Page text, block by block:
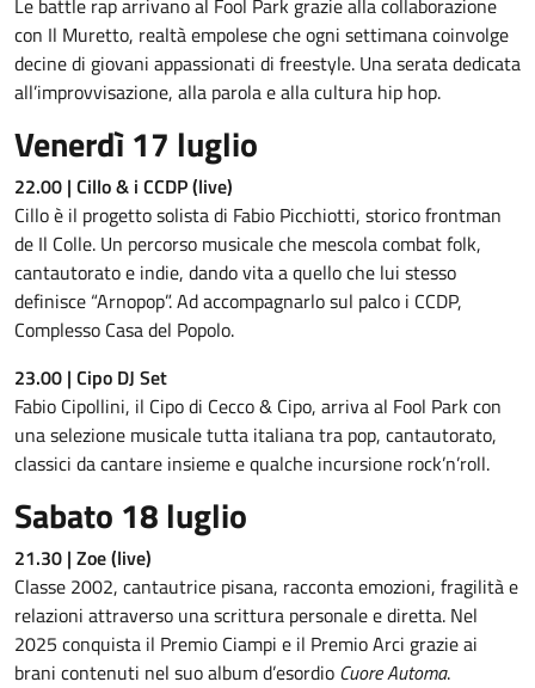
Le battle rap arrivano al Fool Park grazie alla collaborazione
con Il Muretto, realtà empolese che ogni settimana coinvolge
decine di giovani appassionati di freestyle. Una serata dedicata
all’improvvisazione, alla parola e alla cultura hip hop.
Venerdì 17 luglio
22.00 | Cillo & i CCDP (live)
Cillo è il progetto solista di Fabio Picchiotti, storico frontman
de Il Colle. Un percorso musicale che mescola combat folk,
cantautorato e indie, dando vita a quello che lui stesso
definisce “Arnopop”. Ad accompagnarlo sul palco i CCDP,
Complesso Casa del Popolo.
23.00 | Cipo DJ Set
Fabio Cipollini, il Cipo di Cecco & Cipo, arriva al Fool Park con
una selezione musicale tutta italiana tra pop, cantautorato,
classici da cantare insieme e qualche incursione rock’n’roll.
Sabato 18 luglio
21.30 | Zoe (live)
Classe 2002, cantautrice pisana, racconta emozioni, fragilità e
relazioni attraverso una scrittura personale e diretta. Nel
2025 conquista il Premio Ciampi e il Premio Arci grazie ai
brani contenuti nel suo album d’esordio Cuore Automa.